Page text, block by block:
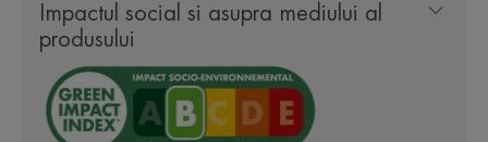
Această inovație permite o reducere cu 95% a
deteriorării celulelor indusă de radiațiile solare** și
contribuie astfel la lupta eficace împotriva
problemelor cauzate de soare și a deteriorării
Impactul social si asupra mediului al
produsului